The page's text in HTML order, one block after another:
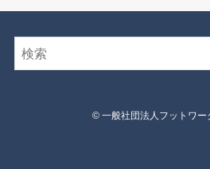
© 一般社団法人フットワー